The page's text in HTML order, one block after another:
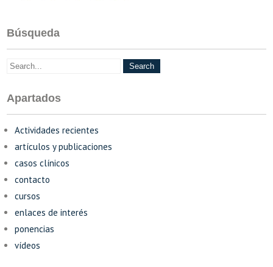
Búsqueda
Apartados
Actividades recientes
artículos y publicaciones
casos clínicos
contacto
cursos
enlaces de interés
ponencias
vídeos